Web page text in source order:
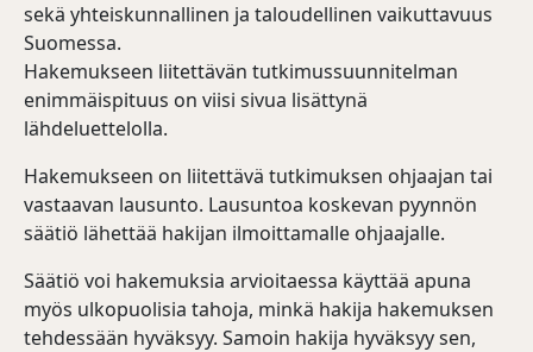
sekä yhteiskunnallinen ja taloudellinen vaikuttavuus
Suomessa.
Hakemukseen liitettävän tutkimussuunnitelman
enimmäispituus on viisi sivua lisättynä
lähdeluettelolla.
Hakemukseen on liitettävä tutkimuksen ohjaajan tai
vastaavan lausunto. Lausuntoa koskevan pyynnön
säätiö lähettää hakijan ilmoittamalle ohjaajalle.
Säätiö voi hakemuksia arvioitaessa käyttää apuna
myös ulkopuolisia tahoja, minkä hakija hakemuksen
tehdessään hyväksyy. Samoin hakija hyväksyy sen,